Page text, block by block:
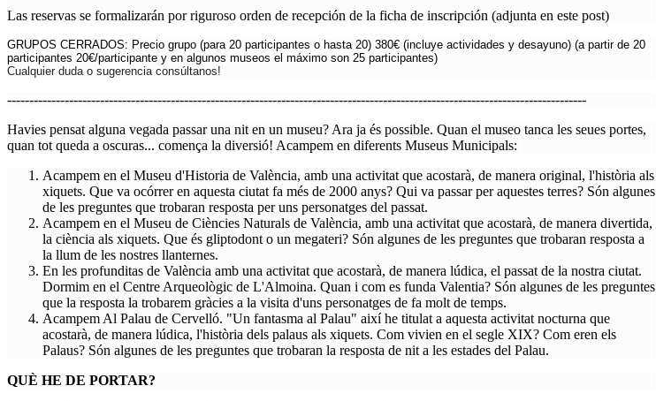
Las reservas se formalizarán por riguroso orden de recepción de la ficha de inscripción (adjunta en este post)
GRUPOS CERRADOS: Precio grupo (para 20 participantes o hasta 20) 380€ (incluye actividades y desayuno) (a partir de 20
participantes 20€/participante y en algunos museos el máximo son 25 participantes)
Cualquier duda o sugerencia consúltanos!
-----------------------------------------------------------------------------------------------------------------------------------
Havies pensat alguna vegada passar una nit en un museu? Ara ja és possible. Quan el museo tanca les seues portes,
quan tot queda a oscuras... comença la diversió! Acampem en diferents Museus Municipals:
Acampem en el Museu d'Historia de València, amb una activitat que acostarà, de manera original, l'història als
xiquets. Que va ocórrer en aquesta ciutat fa més de 2000 anys? Qui va passar per aquestes terres? Són algunes
de les preguntes que trobaran resposta per uns personatges del passat.
Acampem en el Museu de Ciències Naturals de València, amb una activitat que acostarà, de manera divertida,
la ciència als xiquets. Que és gliptodont o un megateri? Són algunes de les preguntes que trobaran resposta a
la llum de les nostres llanternes.
En les profunditas de València amb una activitat que acostarà, de manera lúdica, el passat de la nostra ciutat.
Dormim en el Centre Arqueològic de L'Almoina. Quan i com es funda Valentia? Són algunes de les preguntes
que la resposta la trobarem gràcies a la visita d'uns personatges de fa molt de temps.
Acampem Al Palau de Cervelló. "Un fantasma al Palau" així he titulat a aquesta activitat nocturna que
acostarà, de manera lúdica, l'història dels palaus als xiquets. Com vivien en el segle XIX? Com eren els
Palaus? Són algunes de les preguntes que trobaran la resposta de nit a les estades del Palau.
QUÈ HE DE PORTAR?